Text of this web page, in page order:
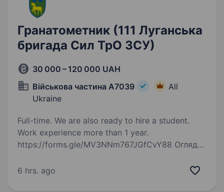
Гранатометник (111 Луганська
бригада Сил ТрО ЗСУ)
30 000 – 120 000 UAH
Військова частина А7039
All
Ukraine
Full-time. We are also ready to hire a student.
Work experience more than 1 year.
https://forms.gle/MV3NNm767JGfCvY88 Огляд
оборони — формування Сил територіальної
6 hrs. ago